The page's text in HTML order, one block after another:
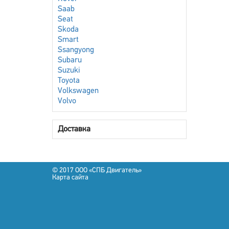
Saab
Seat
Skoda
Smart
Ssangyong
Subaru
Suzuki
Toyota
Volkswagen
Volvo
Доставка
© 2017 OOO «СПБ Двигатель»
Карта сайта